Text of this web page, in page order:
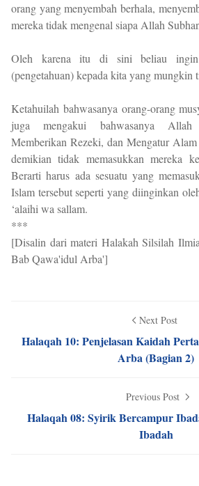
orang yang menyembah berhala,
mereka tidak mengenal siapa Allah
Oleh karena itu di sini beliau ingin
(pengetahuan) kepada kita yang mungkin
Ketahuilah bahwasanya orang-orang
juga mengakui bahwasanya Allah
Memberikan Rezeki, dan Mengatur
demikian tidak memasukkan mereka
Berarti harus ada sesuatu yang
Islam tersebut seperti yang diinginkan
‘alaihi wa sallam.
***
[Disalin dari materi Halakah Silsilah
Bab Qawa'idul Arba']
Next Post
Halaqah 10: Penjelasan Kaidah
Arba (Bagian 2)
Previous Post
Halaqah 08: Syirik Bercampur
Ibadah